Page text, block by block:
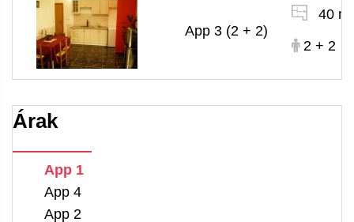
App 3 (2 + 2)
40 m
2 + 2
Árak
App 1
App 4
App 2